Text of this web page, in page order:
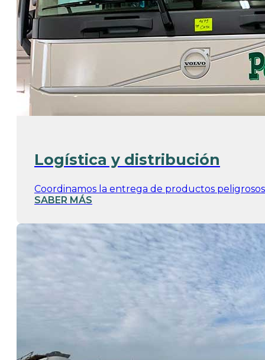
Logística y distribución
Coordinamos la entrega de productos
SABER MÁS